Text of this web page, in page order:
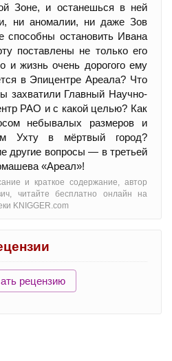
Зоне, и останешься в ней
ни аномалии, ни даже Зов
способны остановить Ивана
поставлены не только его
и жизнь очень дорогого ему
в Эпицентре Ареала? Что
захватили Главный Научно-
РАО и с какой целью? Как
небывалых размеров и
Ухту в мёртвый город?
другие вопросы — в третьей
«Ареал»!
и краткое содержание, автор
читайте бесплатно онлайн на
KNIGGER.com
рецензию